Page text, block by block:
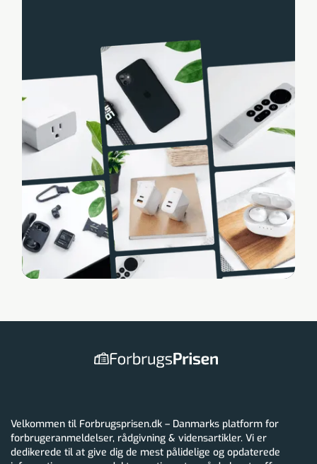
Velkommen til Forbrugsprisen.dk – Danmarks platform for
forbrugeranmeldelser, rådgivning & vidensartikler. Vi er
dedikerede til at give dig de mest pålidelige og opdaterede